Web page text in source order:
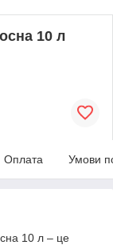
10 л
Оплата Умови
10 л – це